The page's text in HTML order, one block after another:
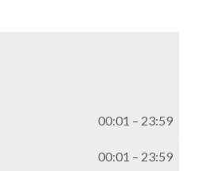
00:01 – 23:59
00:01 – 23:59